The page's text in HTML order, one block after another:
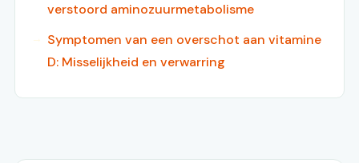
verstoord aminozuurmetabolisme
Symptomen van een overschot aan vitamine
D: Misselijkheid en verwarring